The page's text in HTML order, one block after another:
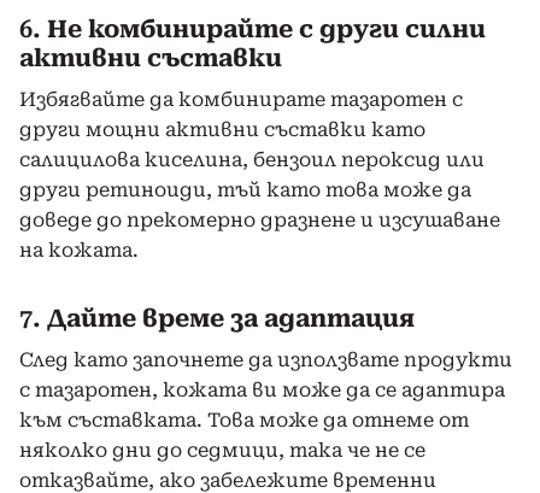
6. Не комбинирайте с други силни
активни съставки
Избягвайте да комбинирате тазаротен с
други мощни активни съставки като
салицилова киселина, бензоил пероксид или
други ретиноиди, тъй като това може да
доведе до прекомерно дразнене и изсушаване
на кожата.
7. Дайте време за адаптация
След като започнете да използвате продукти
с тазаротен, кожата ви може да се адаптира
към съставката. Това може да отнеме от
няколко дни до седмици, така че не се
отказвайте, ако забележите временни